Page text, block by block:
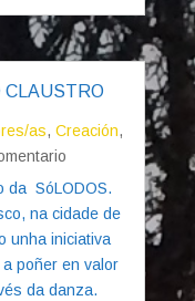
CLAUSTRO
as, Creación,
da SóLODOS.
na cidade de
unha iniciativa
poñer en valor
da danza.